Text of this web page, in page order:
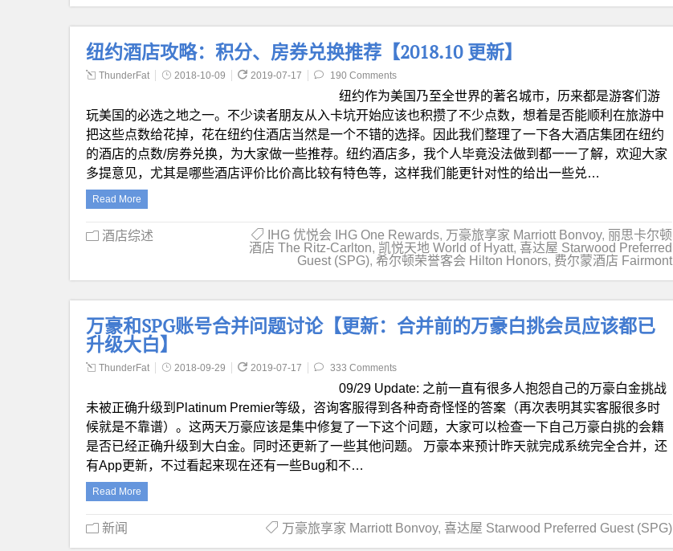
纽约酒店攻略：积分、房券兑换推荐【2018.10 更新】
ThunderFat 2018-10-09 2019-07-17 190 Comments
纽约作为美国乃至全世界的著名城市，历来都是游客们游
玩美国的必选之地之一。不少读者朋友从入卡坑开始应该也积攒了不少点数，想着是否能顺利在旅游中
把这些点数给花掉，花在纽约住酒店当然是一个不错的选择。因此我们整理了一下各大酒店集团在纽约
的酒店的点数/房券兑换，为大家做一些推荐。纽约酒店多，我个人毕竟没法做到都一一了解，欢迎大家
多提意见，尤其是哪些酒店评价比价高比较有特色等，这样我们能更针对性的给出一些兑…
Read More
酒店综述 IHG 优悦会 IHG One Rewards, 万豪旅享家 Marriott Bonvoy, 丽思卡尔顿
酒店 The Ritz-Carlton, 凯悦天地 World of Hyatt, 喜达屋 Starwood Preferred
Guest (SPG), 希尔顿荣誉客会 Hilton Honors, 费尔蒙酒店 Fairmont
万豪和SPG账号合并问题讨论【更新：合并前的万豪白挑会员应该都已
升级大白】
ThunderFat 2018-09-29 2019-07-17 333 Comments
09/29 Update: 之前一直有很多人抱怨自己的万豪白金挑战
未被正确升级到Platinum Premier等级，咨询客服得到各种奇奇怪怪的答案（再次表明其实客服很多时
候就是不靠谱）。这两天万豪应该是集中修复了一下这个问题，大家可以检查一下自己万豪白挑的会籍
是否已经正确升级到大白金。同时还更新了一些其他问题。 万豪本来预计昨天就完成系统完全合并，还
有App更新，不过看起来现在还有一些Bug和不…
Read More
新闻 万豪旅享家 Marriott Bonvoy, 喜达屋 Starwood Preferred Guest (SPG)